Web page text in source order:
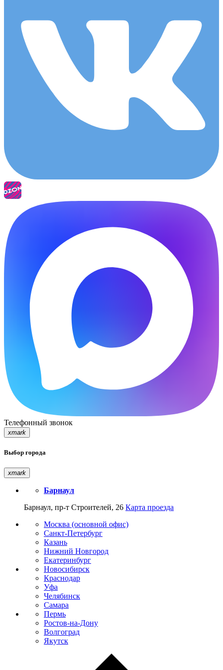
Телефонный звонок
xmark
Выбор города
xmark
Барнаул
Барнаул, пр-т Строителей, 26 Карта проезда
Москва (основной офис)
Санкт-Петербург
Казань
Нижний Новгород
Екатеринбург
Новосибирск
Краснодар
Уфа
Челябинск
Самара
Пермь
Ростов-на-Дону
Волгоград
Якутск